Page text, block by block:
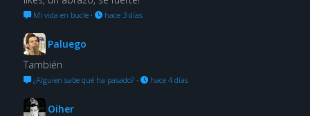
Mi vida en bucle· hace 3 días
Paluego
También
¿Alguien sabe qué ha pasado?· hace 4 días
Oiher